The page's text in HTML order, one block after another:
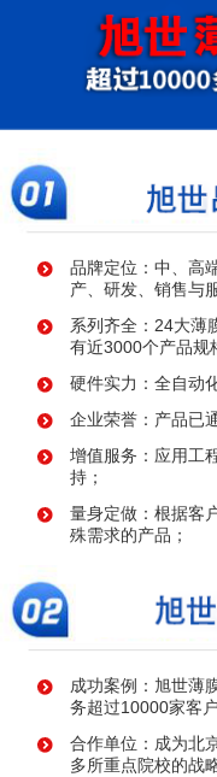
品牌定位：中、高
产、研发、销售与
系列齐全：24大薄
有近3000个产品规
硬件实力：全自动
企业荣誉：产品已
增值服务：应用工
持；
量身定做：根据客
殊需求的产品；
成功案例：旭世薄
务超过10000家客户
合作单位：成为北
多所重点院校的战